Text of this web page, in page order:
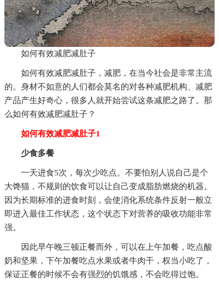
如何有效减肥减肚子
如何有效减肥减肚子，减肥，在当今社会是非常主流
的。身材不如意的人们都会莫名的对各种减肥机构、减肥
产品产生好奇心，很多人就开始尝试这条减肥之路了。那
么如何有效减肥减肚子？
如何有效减肥减肚子1
少食多餐
一天进食5次，每次少吃点。不要怕别人说自己是个
大馋猫，不规则的饮食可以让自己变成脂肪燃烧的机器。
因为长期标准的进食时刻，会使消化系统条件反射一般立
即进入最佳工作状态，这个状态下对营养的吸收功能非常
强。
因此早午晚三顿正餐而外，可以在上午加餐，吃点酸
奶和坚果，下午加餐吃点水果或者牛肉干，权当小吃了，
保证正餐的时候不会有强烈的饥饿感，不会吃得过饱。